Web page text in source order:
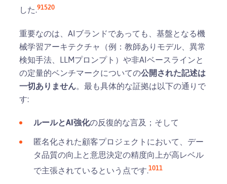
した.91520
重要なのは、AIブランドであっても、基盤となる機
械学習アーキテクチャ（例：教師ありモデル、異常
検知手法、LLMプロンプト）や非AIベースラインと
の定量的ベンチマークについての公開された記述は
一切ありません。最も具体的な証拠は以下の通りで
す:
ルールとAI強化の反復的な言及；そして
匿名化された顧客プロジェクトにおいて、デー
タ品質の向上と意思決定の精度向上が高レベル
で主張されているという点です.1011